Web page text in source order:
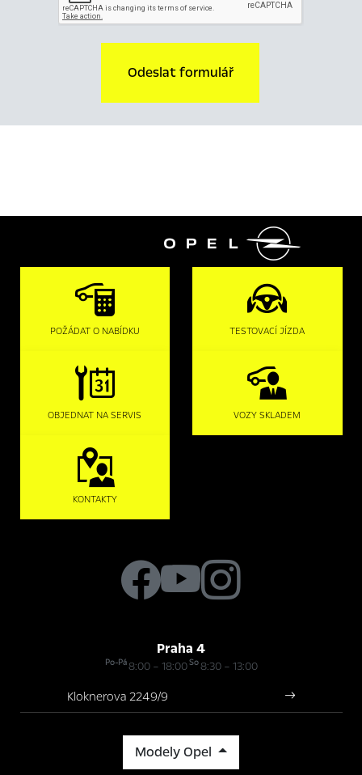
Odeslat formulář

POŽÁDAT O NABÍDKU TESTOVACÍ JÍZDA
OBJEDNAT NA SERVIS VOZY SKLADEM
KONTAKTY
Praha 4
Po-Pá8:00 – 18:00So8:30 – 13:00
Kloknerova 2249/9
Modely Opel